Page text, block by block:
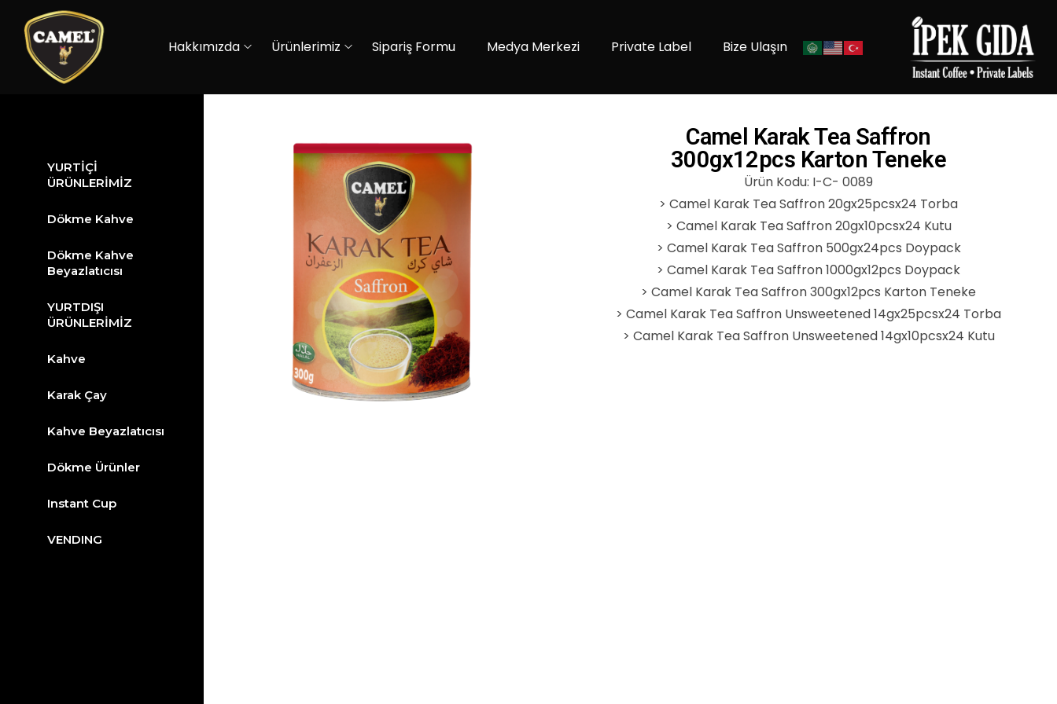
Hakkımızda Ürünlerimiz Sipariş Formu Medya Merkezi Private Label Bize Ulaşın
YURTİÇİ
ÜRÜNLERİMİZ
Dökme Kahve
Dökme Kahve
Beyazlatıcısı
YURTDIŞI
ÜRÜNLERİMİZ
Kahve
Karak Çay
Kahve Beyazlatıcısı
Dökme Ürünler
Instant Cup
VENDING
Camel Karak Tea Saffron
300gx12pcs Karton Teneke
Ürün Kodu: I-C- 0089
> Camel Karak Tea Saffron 20gx25pcsx24 Torba
> Camel Karak Tea Saffron 20gx10pcsx24 Kutu
> Camel Karak Tea Saffron 500gx24pcs Doypack
> Camel Karak Tea Saffron 1000gx12pcs Doypack
> Camel Karak Tea Saffron 300gx12pcs Karton Teneke
> Camel Karak Tea Saffron Unsweetened 14gx25pcsx24 Torba
> Camel Karak Tea Saffron Unsweetened 14gx10pcsx24 Kutu